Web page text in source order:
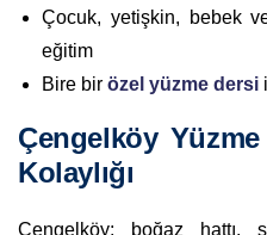
Çocuk, yetişkin, bebek
eğitim
Bire bir özel yüzme dersi
Çengelköy
Kolaylığı
Çengelköy; boğaz